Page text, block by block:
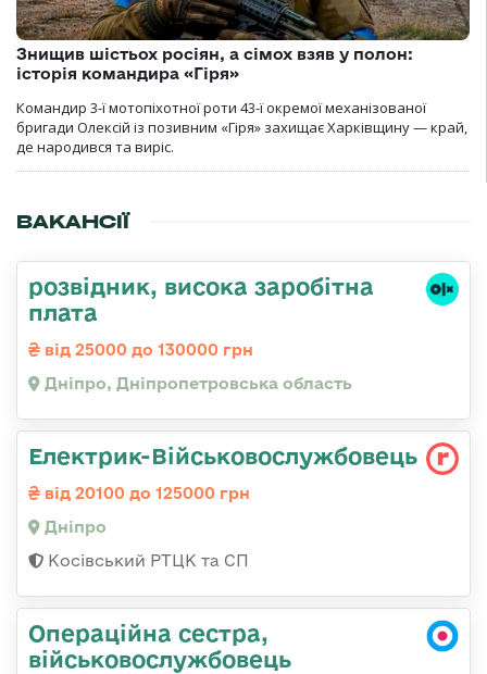
Знищив шістьох росіян, а сімох взяв у полон:
історія командира «Гіря»
Командир 3-ї мотопіхотної роти 43-ї окремої механізованої
бригади Олексій із позивним «Гіря» захищає Харківщину — край,
де народився та виріс.
ВАКАНСІЇ
розвідник, висока заробітна
плата
від 25000 до 130000 грн
Дніпро, Дніпропетровська область
Електрик-Військовослужбовець
від 20100 до 125000 грн
Дніпро
Косівський РТЦК та СП
Операційна сестра,
військовослужбовець